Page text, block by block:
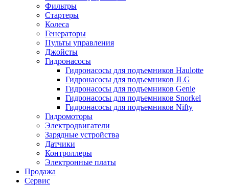
Фильтры
Стартеры
Колеса
Генераторы
Пульты управления
Джойсты
Гидронасосы
Гидронасосы для подъемников Haulotte
Гидронасосы для подъемников JLG
Гидронасосы для подъемников Genie
Гидронасосы для подъемников Snorkel
Гидронасосы для подъемников Nifty
Гидромоторы
Электродвигатели
Зарядные устройства
Датчики
Контроллеры
Электронные платы
Продажа
Сервис